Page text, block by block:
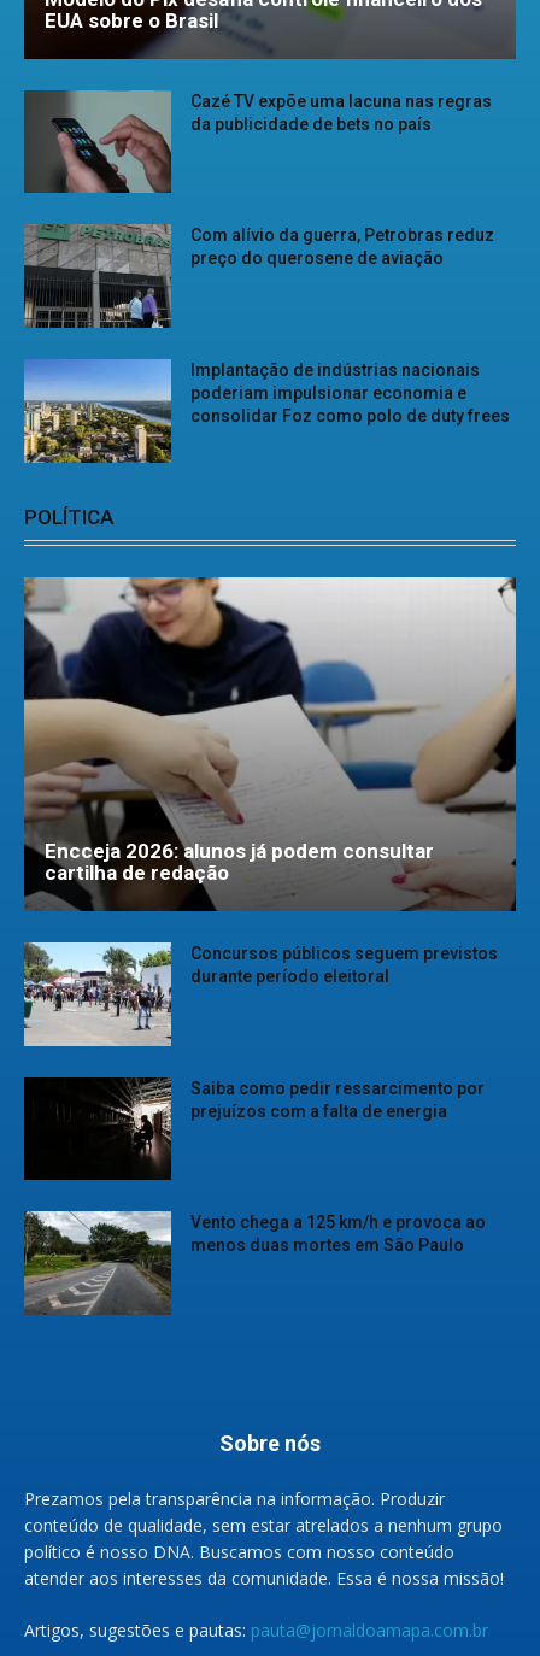
EUA sobre o Brasil
Cazé TV expõe uma lacuna nas regras
da publicidade de bets no país
Com alívio da guerra, Petrobras reduz
preço do querosene de aviação
Implantação de indústrias nacionais
poderiam impulsionar economia e
consolidar Foz como polo de duty frees
POLÍTICA
Encceja 2026: alunos já podem consultar
cartilha de redação
Concursos públicos seguem previstos
durante período eleitoral
Saiba como pedir ressarcimento por
prejuízos com a falta de energia
Vento chega a 125 km/h e provoca ao
menos duas mortes em São Paulo
Sobre nós
Prezamos pela transparência na informação. Produzir
conteúdo de qualidade, sem estar atrelados a nenhum grupo
político é nosso DNA. Buscamos com nosso conteúdo
atender aos interesses da comunidade. Essa é nossa missão!
Artigos, sugestões e pautas: pauta@jornaldoamapa.com.br